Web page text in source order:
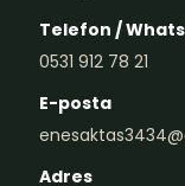
Telefon /
0531 912 78 21
E-posta
Adres